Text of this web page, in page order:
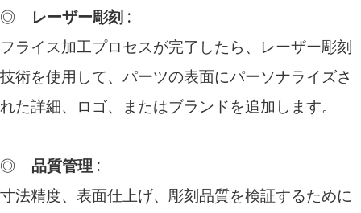
◎ レーザー彫刻 :
フライス加工プロセスが完了したら、レーザー彫刻
技術を使用して、パーツの表面にパーソナライズさ
れた詳細、ロゴ、またはブランドを追加します。
◎ 品質管理 :
寸法精度、表面仕上げ、彫刻品質を検証するために